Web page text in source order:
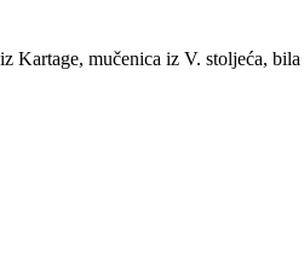
mučenica iz V. stoljeća,